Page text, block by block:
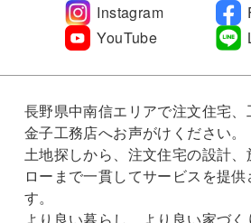
Instagram
YouTube
長野県中南信エリアで注文住宅
金子工務店へお声がけください。
土地探しから、注文住宅の設計
ローまで一貫してサービスを提
す。
より良い暮らし、より良い家づ